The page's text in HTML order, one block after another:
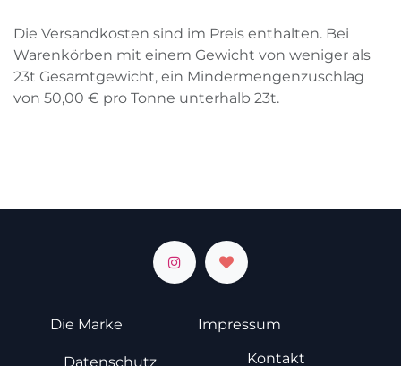
Die Versandkosten sind im Preis enthalten. Bei
Warenkörben mit einem Gewicht von weniger als
23t Gesamtgewicht, ein Mindermengenzuschlag
von 50,00 € pro Tonne unterhalb 23t.
Die Marke Impressum
Datenschutz Kontakt